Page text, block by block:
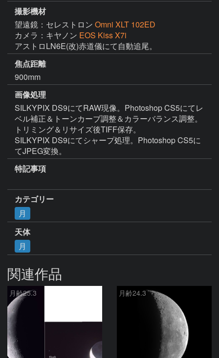
撮影機材
望遠鏡：セレストロン Omni XLT 102ED
カメラ：キヤノン EOS Kiss X7i
アストロLN6E(改)赤道儀にて自動追尾。
焦点距離
900mm
画像処理
SILKYPIX DS9にてRAW現像。Photoshop CS5にてレ
ベル補正＆トーンカーブ調整＆カラーバランス調整。
トリミング＆リサイズ後TIFF保存。
SILKYPIX DS9にてシャープ処理。Photoshop CS5に
てJPEG変換。
特記事項
カテゴリー
月
天体
月
関連作品
月齢25.3 月齢24.3